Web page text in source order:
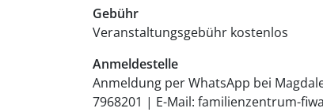
Gebühr
Veranstaltungsgebühr kostenlos
Anmeldestelle
Anmeldung per WhatsApp bei
7968201 | E-Mail: familienzentrum-